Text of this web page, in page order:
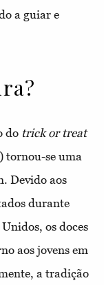
a guiar e
do trick or treat
tornou-se uma
Devido aos
durante
os doces
aos jovens em
a tradição